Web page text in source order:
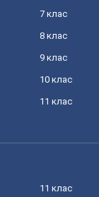
7 клас
8 клас
9 клас
10 клас
11 клас
11 клас